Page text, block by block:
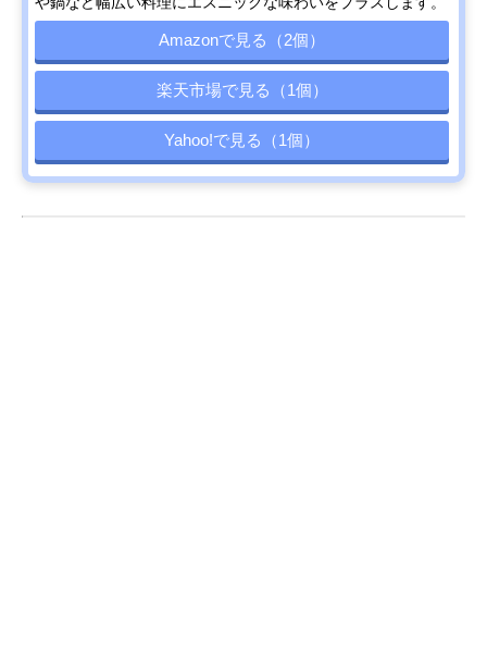
Amazonで見る（2個）
楽天市場で見る（1個）
Yahoo!で見る（1個）